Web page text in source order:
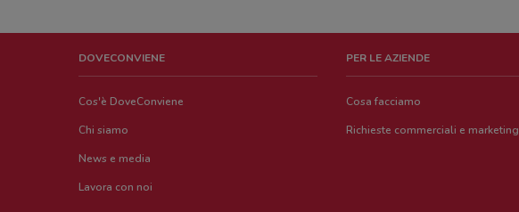
DOVECONVIENE
Cos'è DoveConviene
Chi siamo
News e media
Lavora con noi
PER LE AZIENDE
Cosa facciamo
Richieste commerciali e marketing